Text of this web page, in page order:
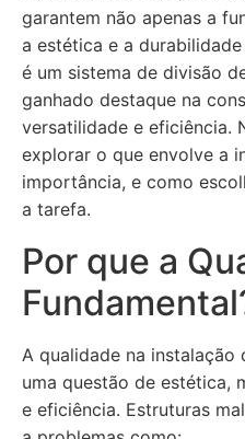
garantem não apenas a
a estética e a
é um sistema de divisão
ganhado destaque na
versatilidade e eficiência.
explorar o que envolve a
importância, e como
a tarefa.
Por que a
A qualidade na instalação
uma questão de estética,
e eficiência. Estruturas